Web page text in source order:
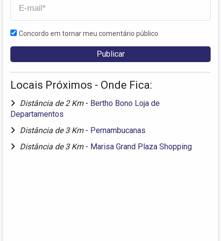
Concordo em tornar meu comentário público
Locais Próximos - Onde Fica:
Distância de 2 Km - Bertho Bono Loja de
Departamentos
Distância de 3 Km - Pernambucanas
Distância de 3 Km - Marisa Grand Plaza Shopping